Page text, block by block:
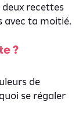
deux recettes
avec ta moitié.
?
de
se régaler